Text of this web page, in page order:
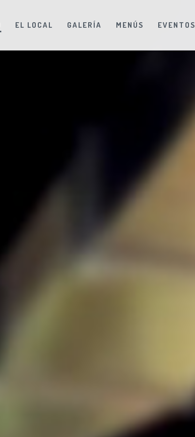
EL LOCAL GALERÍA MENÚS EVENTOS